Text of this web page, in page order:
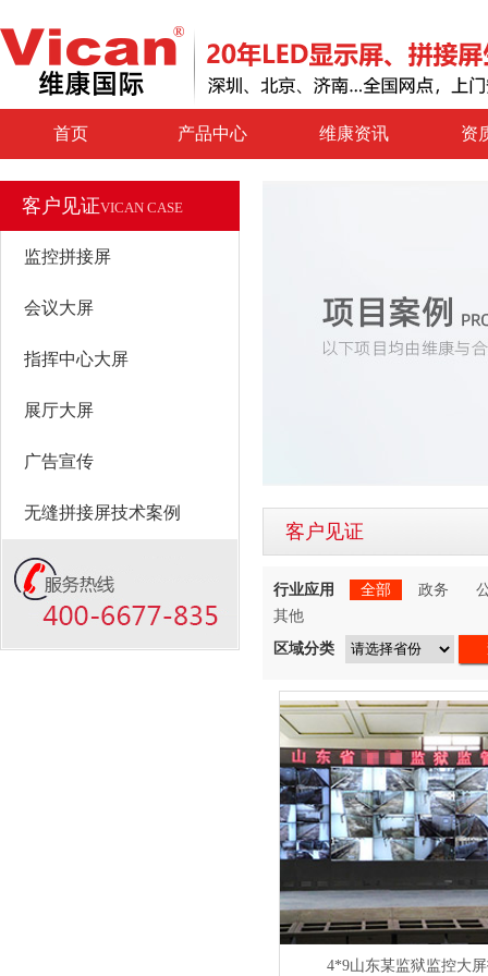
首页 产品中心 维康资讯 资
客户见证VICAN CASE
监控拼接屏
会议大屏
指挥中心大屏
展厅大屏
广告宣传
无缝拼接屏技术案例
客户见证
行业应用 全部 政务
其他
区域分类
4*9山东某监狱监控大